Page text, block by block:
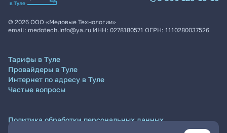
© 2026 ООО «Медовые Технологии»
email: medotech.info@ya.ru ИНН: 0278180571 ОГРН: 1110280037526
Тарифы в Туле
Провайдеры в Туле
Интернет по адресу в Туле
Частые вопросы
Политика обработки персональных данных